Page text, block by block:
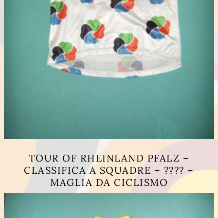
TOUR OF RHEINLAND PFALZ –
CLASSIFICA A SQUADRE – ???? –
MAGLIA DA CICLISMO